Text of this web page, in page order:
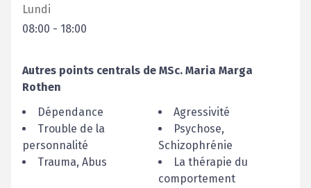
Lundi
08:00 - 18:00
Autres points centrals de MSc. Maria Marga
Rothen
Dépendance
Agressivité
Trouble de la
personnalité
Psychose,
Schizophrénie
Trauma, Abus
La thérapie du
comportement